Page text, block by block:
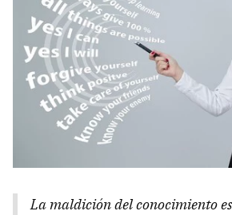
La maldición del conocimiento